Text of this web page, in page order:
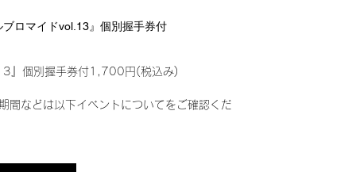
ロマイドvol.13』個別握手券付
』個別握手券付1,700円(税込み)
間などは以下イベントについてをご確認くだ